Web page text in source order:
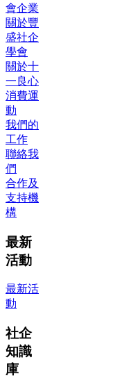
會企業
關於豐
盛社企
學會
關於十
一良心
消費運
動
我們的
工作
聯絡我
們
合作及
支持機
構
最新
活動
最新活
動
社企
知識
庫